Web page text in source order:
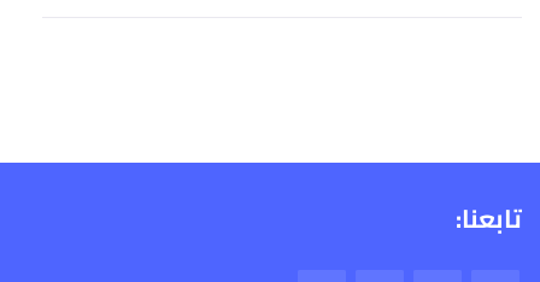
تابعنا: